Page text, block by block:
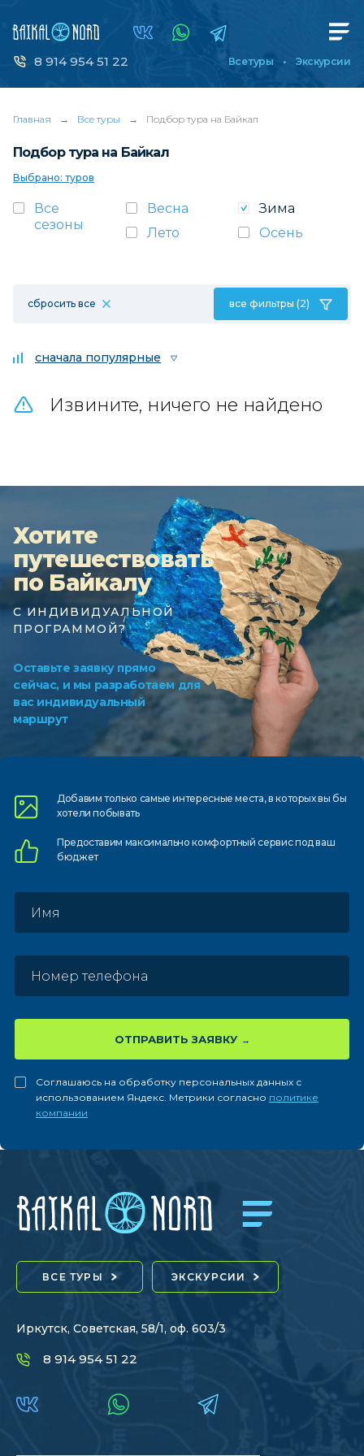
8 914 954 51 22 Все туры Экскурсии
Главная → Все туры → Подбор тура на Байкал
Подбор тура на Байкал
Выбрано: туров
Все
сезоны
Весна
Зима
Лето
Осень
сбросить все все фильтры (2)
сначала популярные
Извините, ничего не найдено
Хотите
путешествовать
по Байкалу
С ИНДИВИДУАЛЬНОЙ
ПРОГРАММОЙ?
Оставьте заявку прямо
сейчас, и мы разработаем для
вас индивидуальный
маршрут
Добавим только самыеинтересные места, в которыхвы бы
хотели побывать
Предоставим максимально комфортныйсервис под ваш
бюджет
ОТПРАВИТЬ ЗАЯВКУ
Соглашаюсь на обработку персональных данных с
использованием Яндекс. Метрики согласно политике
компании
ВСЕ ТУРЫ ЭКСКУРСИИ
Иркутск, Советская, 58/1, оф. 603/3
8 914 954 51 22